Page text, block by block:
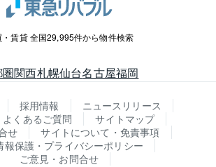
・賃貸 全国29,995件から物件検索
圏関西札幌仙台名古屋福岡
採用情報
ニュースリリース
くあるご質問
サイトマップ
せ
サイトについて・免責事項
報保護・プライバシーポリシー
ご意見・お問合せ